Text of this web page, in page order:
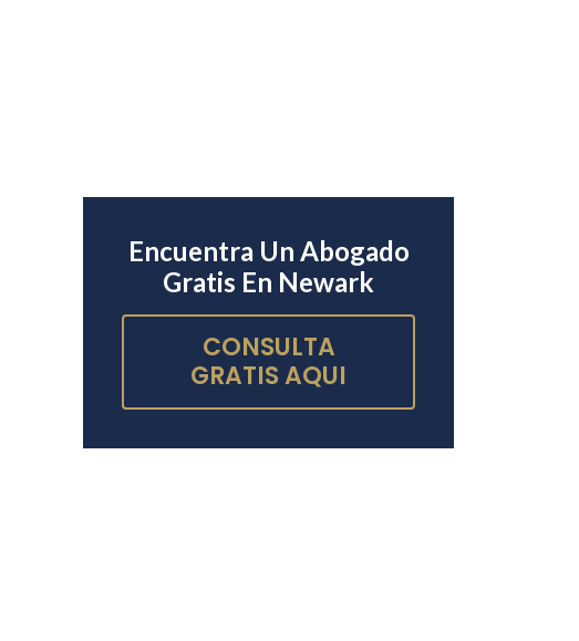
Encuentra Un Abogado
Gratis En Newark
CONSULTA
GRATIS AQUI